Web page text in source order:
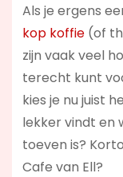
Als je ergens
kop koffie(of
zijn vaak veel
terecht kunt
kies je nu juist
lekker vindt en
toeven is?
Cafe van Ell?